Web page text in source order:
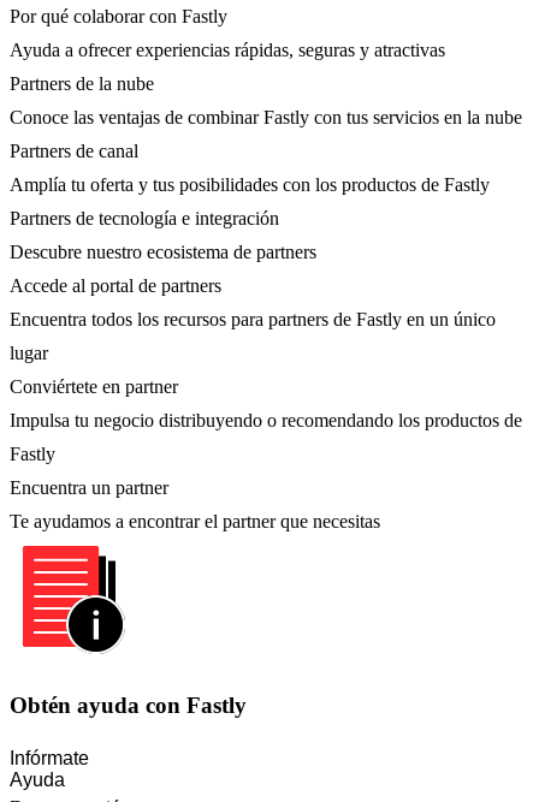
Por qué colaborar con Fastly
Ayuda a ofrecer experiencias rápidas, seguras y atractivas
Partners de la nube
Conoce las ventajas de combinar Fastly con tus servicios en la nube
Partners de canal
Amplía tu oferta y tus posibilidades con los productos de Fastly
Partners de tecnología e integración
Descubre nuestro ecosistema de partners
Accede al portal de partners
Encuentra todos los recursos para partners de Fastly en un único
lugar
Conviértete en partner
Impulsa tu negocio distribuyendo o recomendando los productos de
Fastly
Encuentra un partner
Te ayudamos a encontrar el partner que necesitas
Obtén ayuda con Fastly
Infórmate
Ayuda